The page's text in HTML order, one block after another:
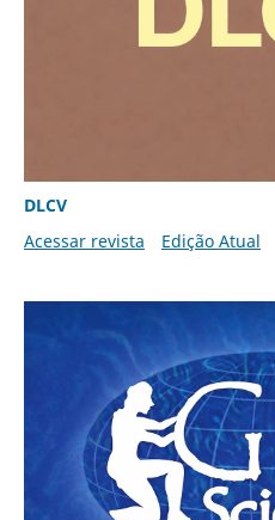
DLCV
Acessar revista
Edição Atual